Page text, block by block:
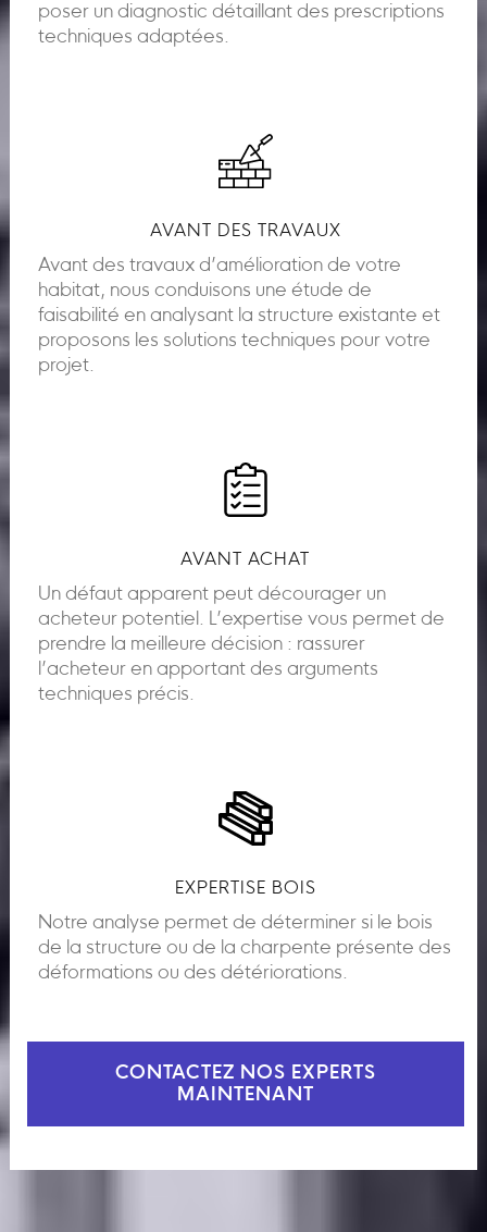
poser un diagnostic détaillant des prescriptions
techniques adaptées.
AVANT DES TRAVAUX
Avant des travaux d’amélioration de votre
habitat, nous conduisons une étude de
faisabilité en analysant la structure existante et
proposons les solutions techniques pour votre
projet.
AVANT ACHAT
Un défaut apparent peut décourager un
acheteur potentiel. L’expertise vous permet de
prendre la meilleure décision : rassurer
l’acheteur en apportant des arguments
techniques précis.
EXPERTISE BOIS
Notre analyse permet de déterminer si le bois
de la structure ou de la charpente présente des
déformations ou des détériorations.
CONTACTEZ NOS EXPERTS
MAINTENANT